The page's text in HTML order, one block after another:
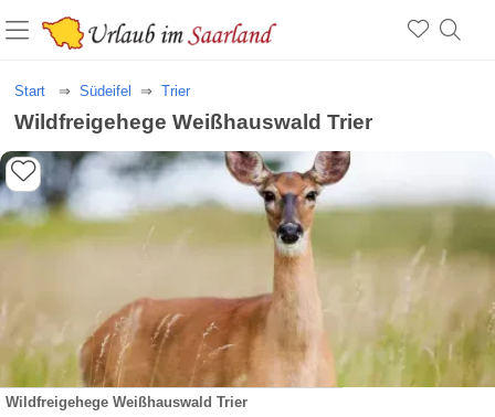
Start Südeifel Trier
Wildfreigehege Weißhauswald Trier
Wildfreigehege Weißhauswald Trier